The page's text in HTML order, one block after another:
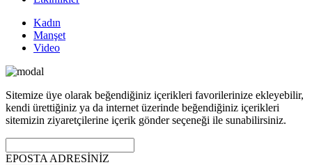
Kadın
Manşet
Video
Sitemize üye olarak beğendiğiniz içerikleri favorilerinize ekleyebilir,
kendi ürettiğiniz ya da internet üzerinde beğendiğiniz içerikleri
sitemizin ziyaretçilerine içerik gönder seçeneği ile sunabilirsiniz.
EPOSTA ADRESİNİZ